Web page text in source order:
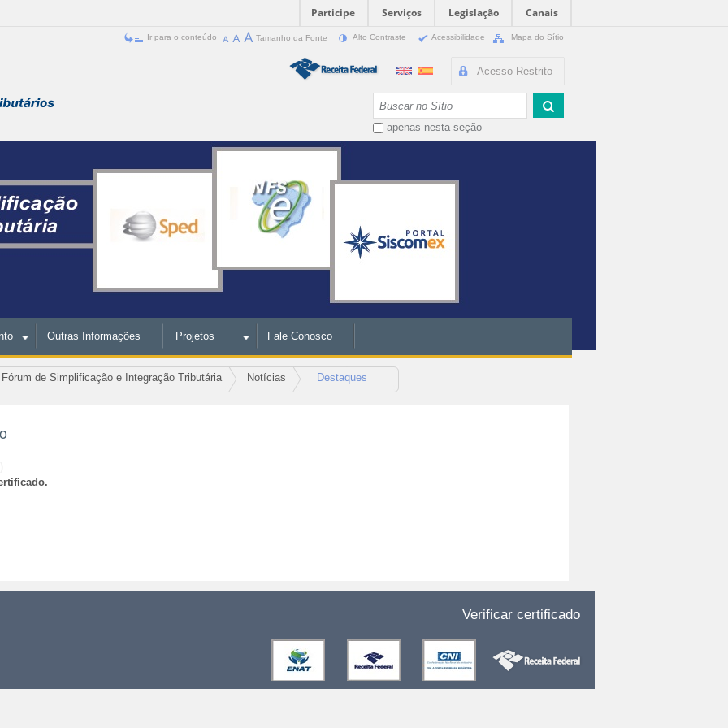
Participe Serviços Legislação
Canais
Ir para o conteúdo Tamanho da Fonte Alto Contraste Acessibilidade Mapa do Sítio
Acesso Restrito
apenas nesta seção
Outras Informações Projetos Fale Conosco
Fórum de Simplificação e Integração Tributária Notícias Destaques
Verificar certificado